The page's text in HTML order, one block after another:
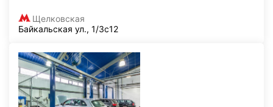
Щелковская
Байкальская ул., 1/3с12